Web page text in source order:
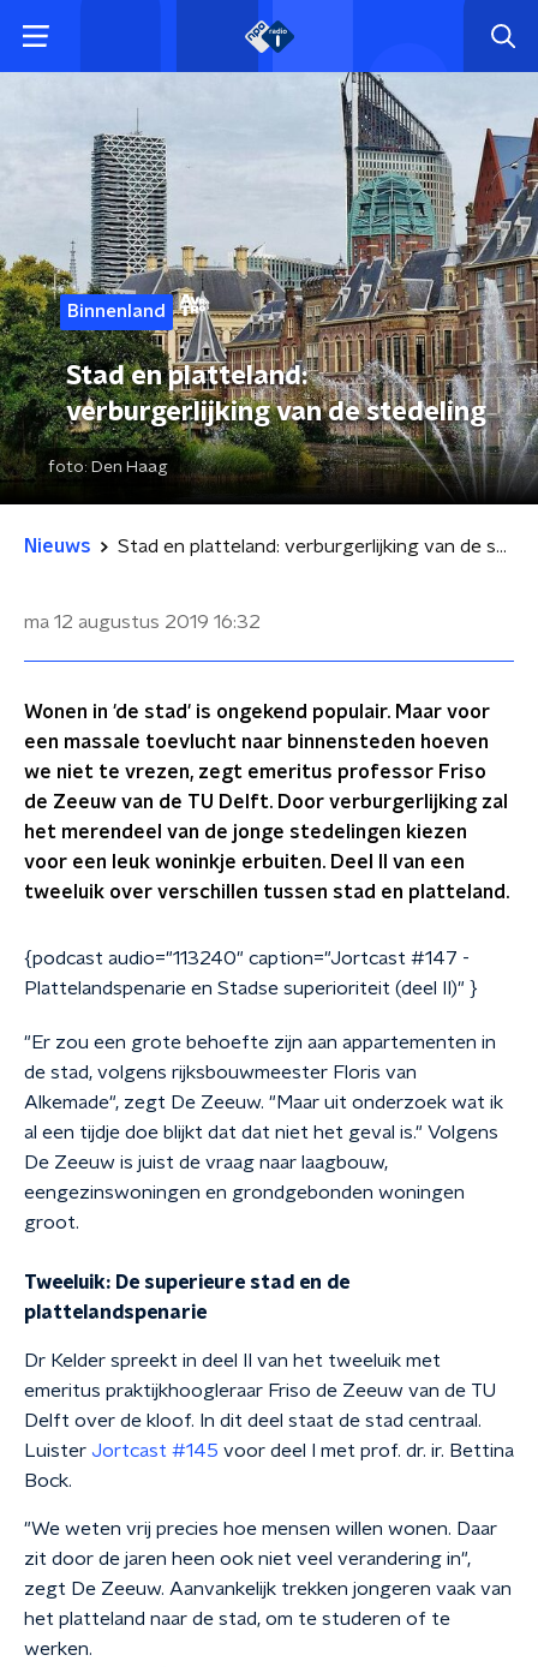
Binnenland
Stad en platteland:
verburgerlijking van de stedeling
foto: Den Haag
Nieuws Stad en platteland: verburgerlijking van de stedeling
ma 12 augustus 2019 16:32
Wonen in 'de stad' is ongekend populair. Maar voor
een massale toevlucht naar binnensteden hoeven
we niet te vrezen, zegt emeritus professor Friso
de Zeeuw van de TU Delft. Door verburgerlijking zal
het merendeel van de jonge stedelingen kiezen
voor een leuk woninkje erbuiten. Deel II van een
tweeluik over verschillen tussen stad en platteland.
{podcast audio="113240" caption="Jortcast #147 -
Plattelandspenarie en Stadse superioriteit (deel II)" }
"Er zou een grote behoefte zijn aan appartementen in
de stad, volgens rijksbouwmeester Floris van
Alkemade", zegt De Zeeuw. "Maar uit onderzoek wat ik
al een tijdje doe blijkt dat dat niet het geval is." Volgens
De Zeeuw is juist de vraag naar laagbouw,
eengezinswoningen en grondgebonden woningen
groot.
Tweeluik: De superieure stad en de
plattelandspenarie
Dr Kelder spreekt in deel II van het tweeluik met
emeritus praktijkhoogleraar Friso de Zeeuw van de TU
Delft over de kloof. In dit deel staat de stad centraal.
Luister Jortcast #145 voor deel I met prof. dr. ir. Bettina
Bock.
"We weten vrij precies hoe mensen willen wonen. Daar
zit door de jaren heen ook niet veel verandering in",
zegt De Zeeuw. Aanvankelijk trekken jongeren vaak van
het platteland naar de stad, om te studeren of te
werken.